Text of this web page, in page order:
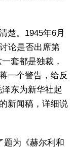
楚。1945年6月
论是否出席第
套都是独裁，
一个警告，给反
东为新华社起
新闻稿，详细说
题为《赫尔利和